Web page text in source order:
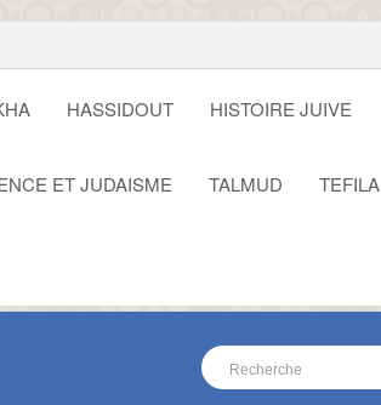
HASSIDOUT HISTOIRE JUIVE
ET JUDAISME TALMUD TEFILA